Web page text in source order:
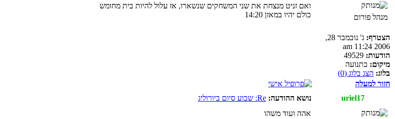
מנהל פורום
הצטרף:
ג' נובמבר 28,
2006 11:24 am
הודעות:
מיקום: בתנועה
בלוג: הצג בלוג (0)
ואם זניט מנצחת את שני המשחקים שנשארו, אז עלול להיות בית מחומש
כולם יהיו במאזן 14:20
חזור למעלה
uriel17
נושא ההודעה: Re: שבוע סיום ביורוליג
אהה ועוד משהו